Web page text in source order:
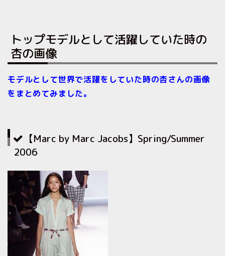
トップモデルとして活躍していた時の
杏の画像
モデルとして世界で活躍をしていた時の杏さんの画像
をまとめてみました。
【Marc by Marc Jacobs】Spring/Summer
2006